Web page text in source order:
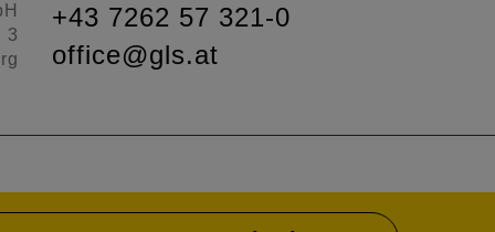
3
+43 7262 57 321-0
office@gls.at